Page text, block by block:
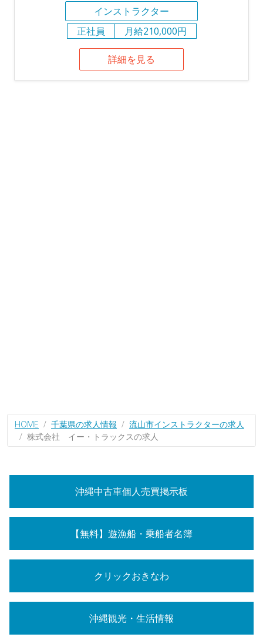
インストラクター
正社員
月給210,000円
詳細を見る
HOME 千葉県の求人情報
流山市インストラクターの求人
株式会社 イー・トラックスの求人
沖縄中古車個人売買掲示板
【無料】遊漁船・乗船者名簿
クリックおきなわ
沖縄観光・生活情報